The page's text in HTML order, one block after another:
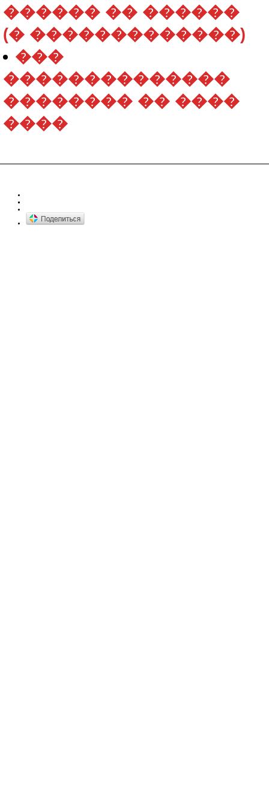
������ �� ������
(� �������������)
���
��������������
�������� �� ����
����